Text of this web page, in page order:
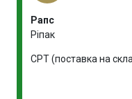
Рапс
Ріпак
CPT (поставка на